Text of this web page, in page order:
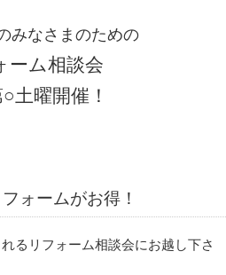
みなさまのための
ーム相談会
土曜開催！
ォームがお得！
るリフォーム相談会にお越し下さ